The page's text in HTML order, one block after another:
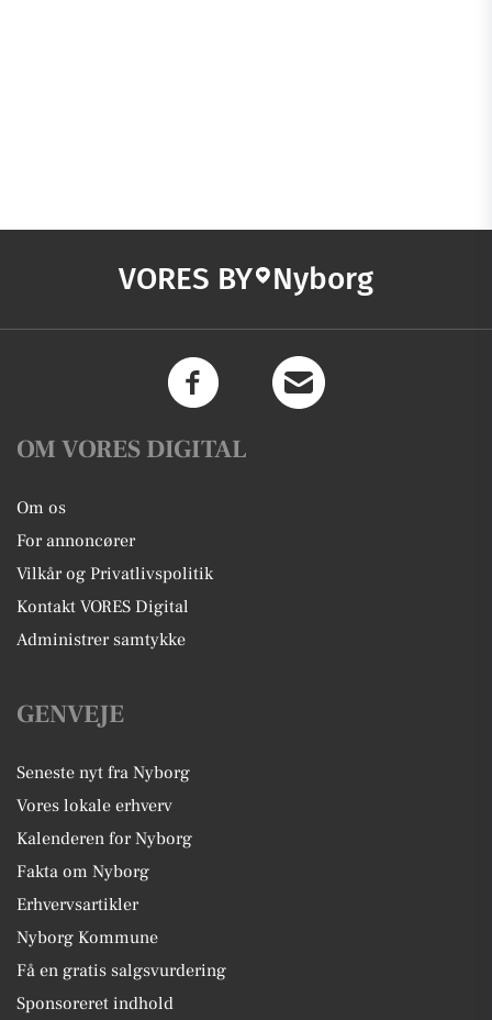
VORES BY Nyborg
OM VORES DIGITAL
Om os
For annoncører
Vilkår og Privatlivspolitik
Kontakt VORES Digital
Administrer samtykke
GENVEJE
Seneste nyt fra Nyborg
Vores lokale erhverv
Kalenderen for Nyborg
Fakta om Nyborg
Erhvervsartikler
Nyborg Kommune
Få en gratis salgsvurdering
Sponsoreret indhold